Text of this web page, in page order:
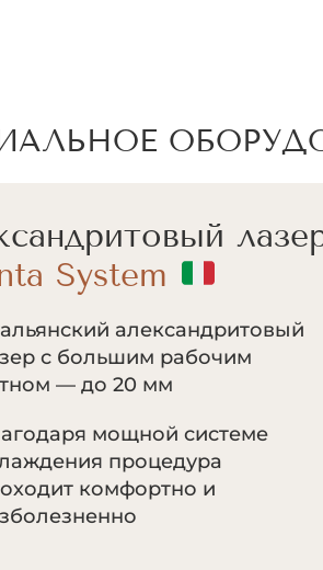
System
александритовый
с большим рабочим
— до 20 мм
мощной системе
процедура
комфортно и